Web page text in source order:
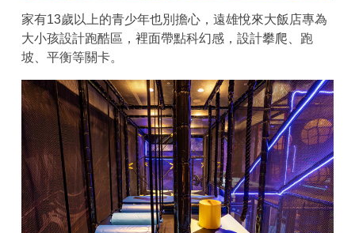
家有13歲以上的青少年也別擔心，遠雄悅來大飯店專為
大小孩設計跑酷區，裡面帶點科幻感，設計攀爬、跑
坡、平衡等關卡。